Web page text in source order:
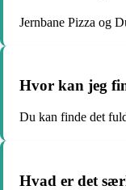
Jernbane Pizza og
Hvor kan jeg
Du kan finde det
Hvad er det